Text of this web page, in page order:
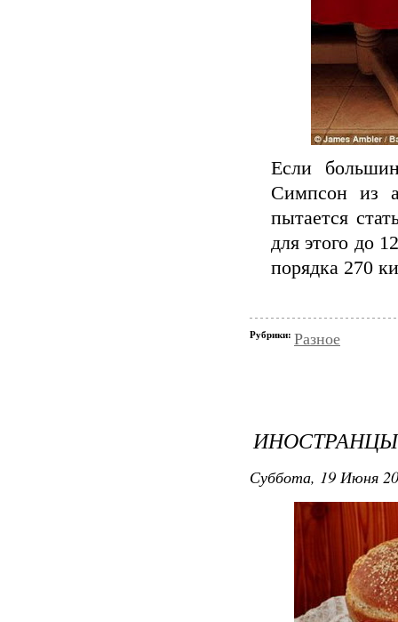
Если
Симпсон из
пытается
для этого до
порядка 270
Рубрики: Разное
Суббота, 19 Июня